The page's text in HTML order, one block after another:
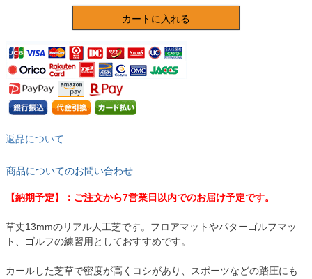
カートに入れる
返品について
商品についてのお問い合わせ
【納期予定】：ご注文から7営業日以内でのお届け予定です。
草丈13mmのリアル人工芝です。フロアマットやパターゴルフマッ
ト、ゴルフの練習用としておすすめです。
カールした芝草で密度が高くコシがあり、スポーツなどの踏圧にも